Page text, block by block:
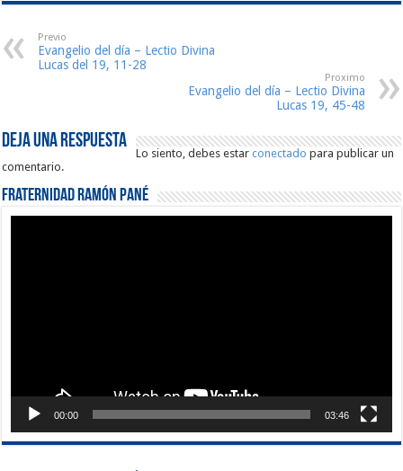
Previo
Evangelio del día – Lectio Divina
Lucas del 19, 11-28
Proximo
Evangelio del día – Lectio Divina
Lucas 19, 45-48
Deja una respuesta
Lo siento, debes estarconectado para publicar un
comentario.
Fraternidad Ramón Pané
00:00 03:46